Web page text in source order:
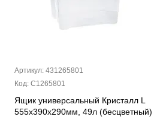
Артикул: 431265801
Код: С1265801
Ящик универсальный Кристалл L
555х390х290мм, 49л (бесцветный)